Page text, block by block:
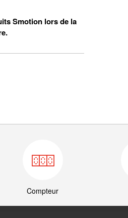
Smotion lors de la
Compteur